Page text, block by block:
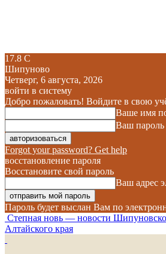
17.8 C
Шипуново
Четверг, 6 августа, 2026
войти в систему
Добро пожаловать! Войдите в свою
Ваше имя
Ваш пароль
Forgot your password? Get help
восстановление пароля
Восстановите свой пароль
Ваш адрес
Пароль будет выслан Вам по
Степная новь — новости
Алтайского края